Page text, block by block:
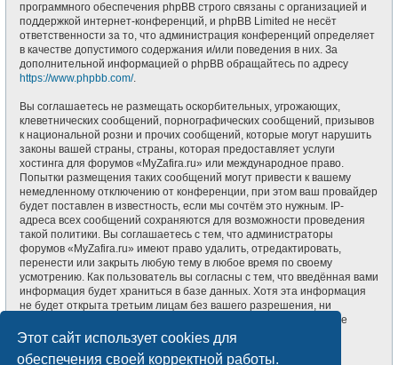
Этот сайт использует cookies для
обеспечения своей корректной работы.
программного обеспечения phpBB строго связаны с организацией и
поддержкой интернет-конференций, и phpBB Limited не несёт
ответственности за то, что администрация конференций определяет
в качестве допустимого содержания и/или поведения в них. За
дополнительной информацией о phpBB обращайтесь по адресу
https://www.phpbb.com/.
Вы соглашаетесь не размещать оскорбительных, угрожающих,
клеветнических сообщений, порнографических сообщений, призывов
к национальной розни и прочих сообщений, которые могут нарушить
законы вашей страны, страны, которая предоставляет услуги
хостинга для форумов «MyZafira.ru» или международное право.
Попытки размещения таких сообщений могут привести к вашему
немедленному отключению от конференции, при этом ваш провайдер
будет поставлен в известность, если мы сочтём это нужным. IP-
адреса всех сообщений сохраняются для возможности проведения
такой политики. Вы соглашаетесь с тем, что администраторы
форумов «MyZafira.ru» имеют право удалить, отредактировать,
перенести или закрыть любую тему в любое время по своему
усмотрению. Как пользователь вы согласны с тем, что введённая вами
информация будет храниться в базе данных. Хотя эта информация
не будет открыта третьим лицам без вашего разрешения, ни
администрация конференции «MyZafira.ru», ни phpBB Limited не
может быть ответственна за действия хакеров, которые могут
привести к несанкционированному доступу к ней.